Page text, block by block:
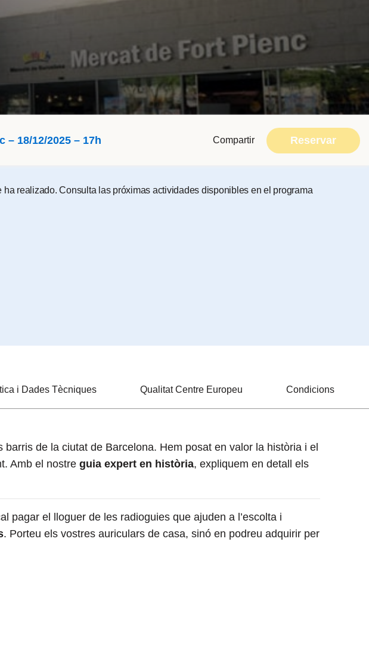
18/12/2025 – 17h Compartir Reservar
ha realizado. Consulta las próximas actividades disponibles en el programa
i Dades Tècniques Qualitat Centre Europeu Condicions
de la ciutat de Barcelona. Hem posat en valor la història i el
Amb el nostre guia expert en història, expliquem en detall els
pagar el lloguer de les radioguies que ajuden a l’escolta i
. Porteu els vostres auriculars de casa, sinó en podreu adquirir per